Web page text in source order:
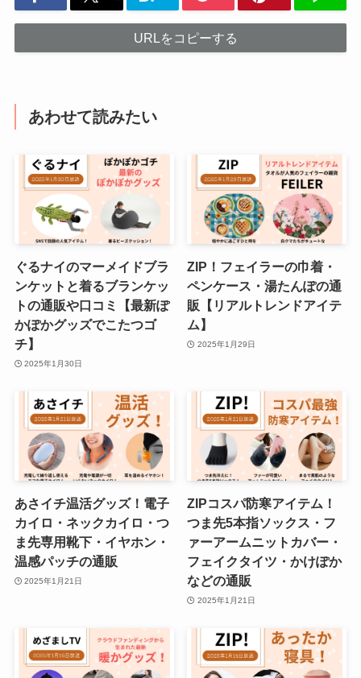
URLをコピーする
あわせて読みたい
ぐるナイのマーメイドブラ
ンケットと着るブランケッ
トの通販や口コミ【最新ぽ
かぽかグッズでこたつゴ
チ】
2025年1月30日
ZIP！フェイラーの巾着・
ペンケース・湯たんぽの通
販【リアルトレンドアイテ
ム】
2025年1月29日
あさイチ温活グッズ！電子
カイロ・ネックカイロ・つ
ま先専用靴下・イヤホン・
温感パッチの通販
2025年1月21日
ZIPコスパ防寒アイテム！
つま先5本指ソックス・フ
ァーアームニットカバー・
フェイクタイツ・かけぽか
などの通販
2025年1月21日